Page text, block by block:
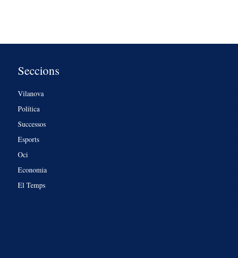
Seccions
Vilanova
Política
Successos
Esports
Oci
Economia
El Temps